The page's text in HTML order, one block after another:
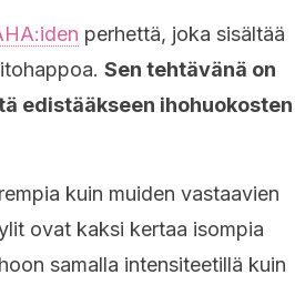
perhettä, joka sisältää
Sen tehtävänä on
edistääkseen ihohuokosten
kuin muiden vastaavien
ovat kaksi kertaa isompia
samalla intensiteetillä kuin